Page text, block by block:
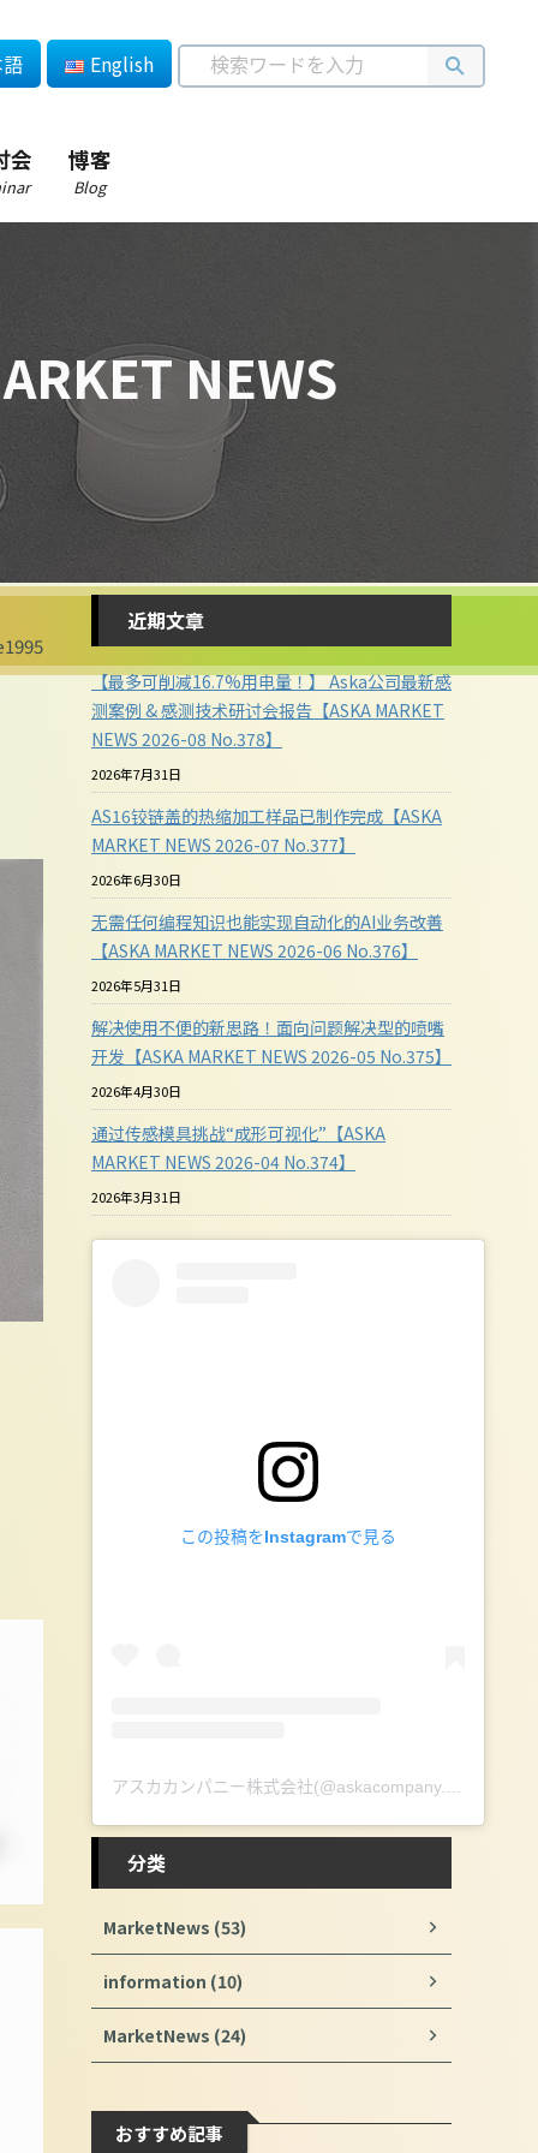
English
会 博客
Blog
NEWS
近期文章
【最多可削减16.7%用电量！】 Aska公司最新感
测案例 & 感测技术研讨会报告【ASKA MARKET
NEWS 2026-08 No.378】
2026年7月31日
AS16铰链盖的热缩加工样品已制作完成【ASKA
MARKET NEWS 2026-07 No.377】
2026年6月30日
无需任何编程知识也能实现自动化的AI业务改善
【ASKA MARKET NEWS 2026-06 No.376】
2026年5月31日
解决使用不便的新思路！面向问题解决型的喷嘴
开发【ASKA MARKET NEWS 2026-05 No.375】
2026年4月30日
通过传感模具挑战“成形可视化”【ASKA
MARKET NEWS 2026-04 No.374】
2026年3月31日
この投稿をInstagramで見る
分类
MarketNews (53)
information (10)
MarketNews (24)
おすすめ記事